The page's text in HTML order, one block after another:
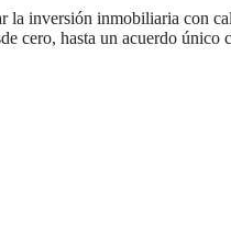
inversión inmobiliaria con
hasta un acuerdo único